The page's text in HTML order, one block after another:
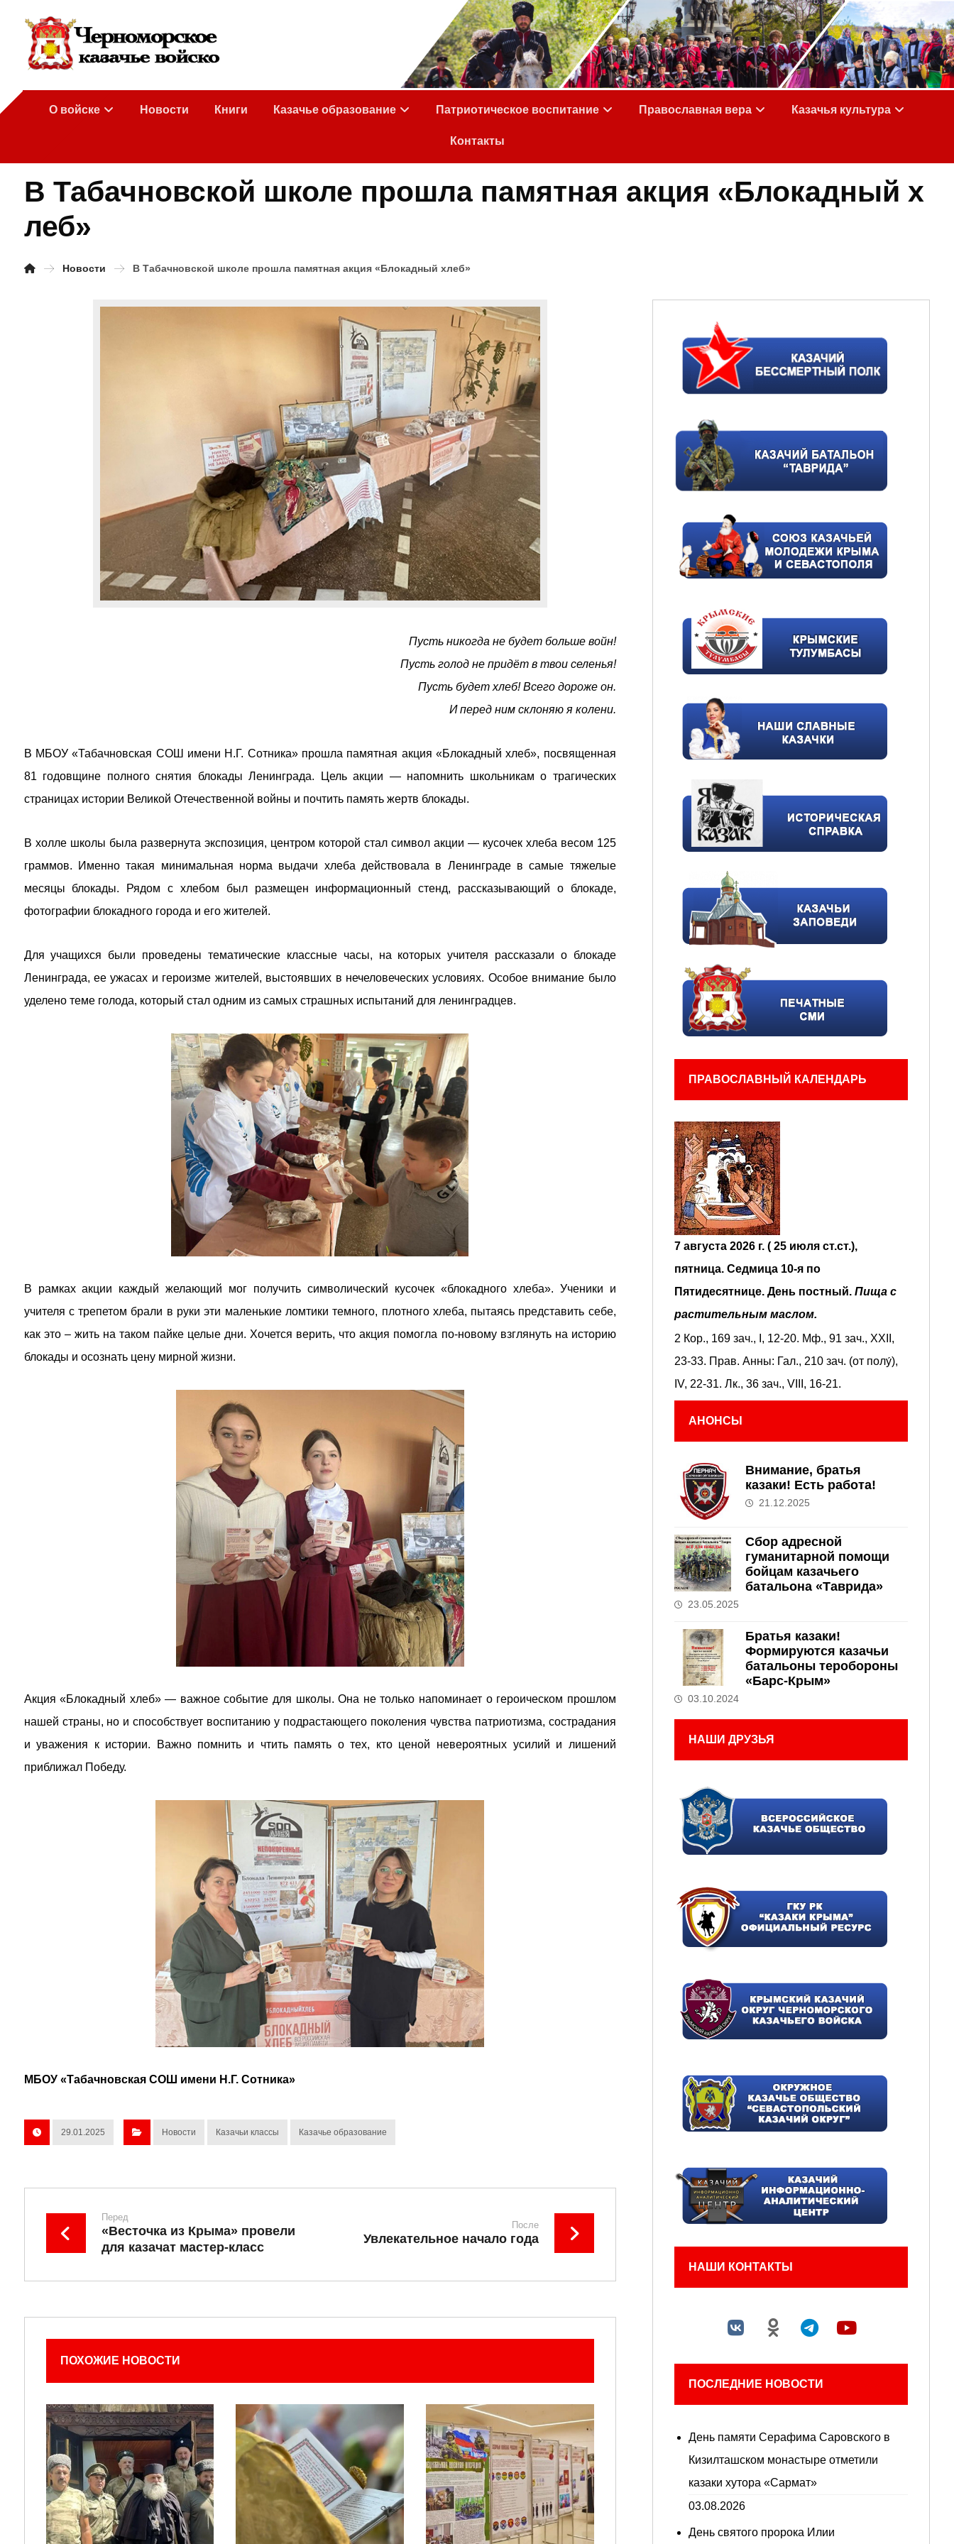
О войске Новости Книги Казачье образование Патриотическое воспитание Православная вера Казачья культура
Контакты
В Табачновской школе прошла памятная акция «Блокадный х
леб»
Новости В Табачновской школе прошла памятная акция «Блокадный хлеб»
Пусть никогда не будет больше войн!
Пусть голод не придёт в твои селенья!
Пусть будет хлеб! Всего дороже он.
И перед ним склоняю я колени.
В МБОУ «Табачновская СОШ имени Н.Г. Сотника» прошла памятная акция «Блокадный хлеб», посвященная
81 годовщине полного снятия блокады Ленинграда. Цель акции — напомнить школьникам о трагических
страницах истории Великой Отечественной войны и почтить память жертв блокады.
В холле школы была развернута экспозиция, центром которой стал символ акции — кусочек хлеба весом 125
граммов. Именно такая минимальная норма выдачи хлеба действовала в Ленинграде в самые тяжелые
месяцы блокады. Рядом с хлебом был размещен информационный стенд, рассказывающий о блокаде,
фотографии блокадного города и его жителей.
Для учащихся были проведены тематические классные часы, на которых учителя рассказали о блокаде
Ленинграда, ее ужасах и героизме жителей, выстоявших в нечеловеческих условиях. Особое внимание было
уделено теме голода, который стал одним из самых страшных испытаний для ленинградцев.
В рамках акции каждый желающий мог получить символический кусочек «блокадного хлеба». Ученики и
учителя с трепетом брали в руки эти маленькие ломтики темного, плотного хлеба, пытаясь представить себе,
как это – жить на таком пайке целые дни. Хочется верить, что акция помогла по-новому взглянуть на историю
блокады и осознать цену мирной жизни.
Акция «Блокадный хлеб» — важное событие для школы. Она не только напоминает о героическом прошлом
нашей страны, но и способствует воспитанию у подрастающего поколения чувства патриотизма, сострадания
и уважения к истории. Важно помнить и чтить память о тех, кто ценой невероятных усилий и лишений
приближал Победу.
МБОУ «Табачновская СОШ имени Н.Г. Сотника»
29.01.2025 Новости Казачьи классы Казачье образование
Перед
«Весточка из Крыма» провели
для казачат мастер-класс
После
Увлекательное начало года
ПОХОЖИЕ НОВОСТИ
ПРАВОСЛАВНЫЙ КАЛЕНДАРЬ
7 августа 2026 г. ( 25 июля ст.ст.),
пятница. Седмица 10-я по
Пятидесятнице. День постный. Пища с
растительным маслом.
2 Кор., 169 зач., I, 12-20. Мф., 91 зач., XXII,
23-33. Прав. Анны: Гал., 210 зач. (от полу́),
IV, 22-31. Лк., 36 зач., VIII, 16-21.
АНОНСЫ
Внимание, братья
казаки! Есть работа!
21.12.2025
Сбор адресной
гуманитарной помощи
бойцам казачьего
батальона «Таврида»
23.05.2025
Братья казаки!
Формируются казачьи
батальоны теробороны
«Барс-Крым»
03.10.2024
НАШИ ДРУЗЬЯ
НАШИ КОНТАКТЫ
ПОСЛЕДНИЕ НОВОСТИ
День памяти Серафима Саровского в
Кизилташском монастыре отметили
казаки хутора «Сармат»
03.08.2026
День святого пророка Илии